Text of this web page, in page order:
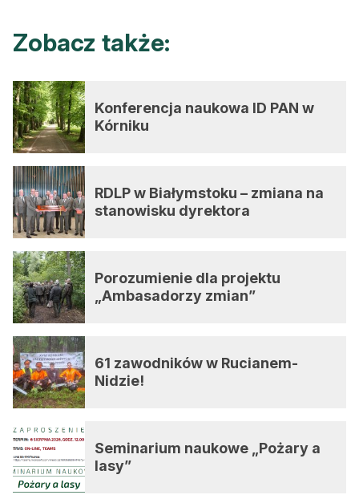
Zobacz także:
Konferencja naukowa ID PAN w
Kórniku
RDLP w Białymstoku – zmiana na
stanowisku dyrektora
Porozumienie dla projektu
„Ambasadorzy zmian”
61 zawodników w Rucianem-
Nidzie!
Seminarium naukowe „Pożary a
lasy”